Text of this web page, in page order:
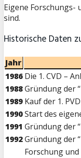
Eigene Forschungs-
sind.
Historische Daten
Jahr
1986 Die 1. CVD –
1988Gründung der
1989 Kauf der 1.
1990Start des
1991 Gründung der
1992Gründung der
Forschung